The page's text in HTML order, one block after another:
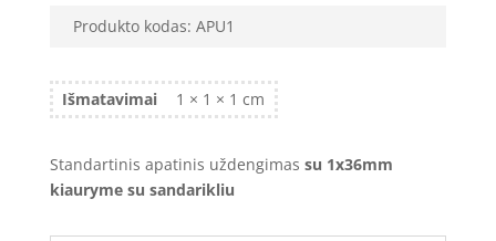
Produkto kodas: APU1
Išmatavimai 1 × 1 × 1 cm
Standartinis apatinis uždengimas su 1x36mm
kiauryme su sandarikliu